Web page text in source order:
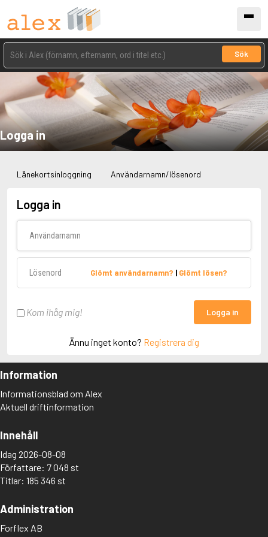
Sök
Logga in
Lånekortsinloggning Användarnamn/lösenord
Logga in
Glömt användarnamn? | Glömt lösen?
Kom ihåg mig! Logga in
Ännu inget konto? Registrera dig
Information
Informationsblad om Alex
Aktuell driftinformation
Innehåll
Idag 2026-08-08
Författare: 7 048 st
Titlar: 185 346 st
Administration
Forflex AB